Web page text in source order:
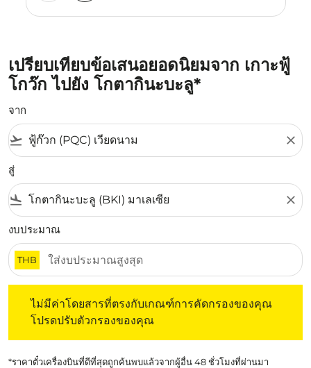
เปรียบเทียบข้อเสนอยอดนิยมจาก เกาะฟู้
โกว๊ก ไปยัง โกตากินะบะลู*
จาก
flight_takeoff close
สู่
flight_land close
งบประมาณ
THB
ไม่มีค่าโดยสารที่ตรงกับเกณฑ์การคัดกรองของคุณ
โปรดปรับตัวกรองของคุณ
*ราคาตั๋วเครื่องบินที่ดีที่สุดถูกค้นพบแล้วจากผู้อื่น 48 ชั่วโมงที่ผ่านมา